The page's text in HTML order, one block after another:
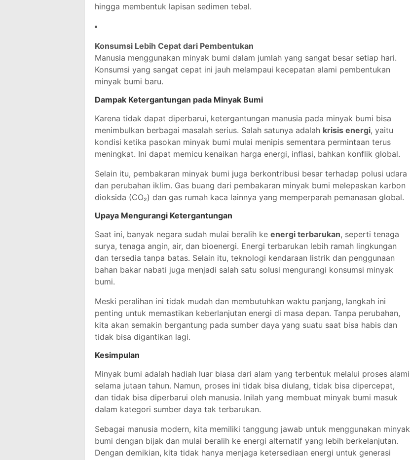
hingga membentuk lapisan sedimen tebal.
Konsumsi Lebih Cepat dari Pembentukan
Manusia menggunakan minyak bumi dalam jumlah yang sangat besar setiap hari.
Konsumsi yang sangat cepat ini jauh melampaui kecepatan alami pembentukan
minyak bumi baru.
Dampak Ketergantungan pada Minyak Bumi
Karena tidak dapat diperbarui, ketergantungan manusia pada minyak bumi bisa
menimbulkan berbagai masalah serius. Salah satunya adalah krisis energi, yaitu
kondisi ketika pasokan minyak bumi mulai menipis sementara permintaan terus
meningkat. Ini dapat memicu kenaikan harga energi, inflasi, bahkan konflik global.
Selain itu, pembakaran minyak bumi juga berkontribusi besar terhadap polusi udara
dan perubahan iklim. Gas buang dari pembakaran minyak bumi melepaskan karbon
dioksida (CO₂) dan gas rumah kaca lainnya yang memperparah pemanasan global.
Upaya Mengurangi Ketergantungan
Saat ini, banyak negara sudah mulai beralih ke energi terbarukan, seperti tenaga
surya, tenaga angin, air, dan bioenergi. Energi terbarukan lebih ramah lingkungan
dan tersedia tanpa batas. Selain itu, teknologi kendaraan listrik dan penggunaan
bahan bakar nabati juga menjadi salah satu solusi mengurangi konsumsi minyak
bumi.
Meski peralihan ini tidak mudah dan membutuhkan waktu panjang, langkah ini
penting untuk memastikan keberlanjutan energi di masa depan. Tanpa perubahan,
kita akan semakin bergantung pada sumber daya yang suatu saat bisa habis dan
tidak bisa digantikan lagi.
Kesimpulan
Minyak bumi adalah hadiah luar biasa dari alam yang terbentuk melalui proses alami
selama jutaan tahun. Namun, proses ini tidak bisa diulang, tidak bisa dipercepat,
dan tidak bisa diperbarui oleh manusia. Inilah yang membuat minyak bumi masuk
dalam kategori sumber daya tak terbarukan.
Sebagai manusia modern, kita memiliki tanggung jawab untuk menggunakan minyak
bumi dengan bijak dan mulai beralih ke energi alternatif yang lebih berkelanjutan.
Dengan demikian, kita tidak hanya menjaga ketersediaan energi untuk generasi